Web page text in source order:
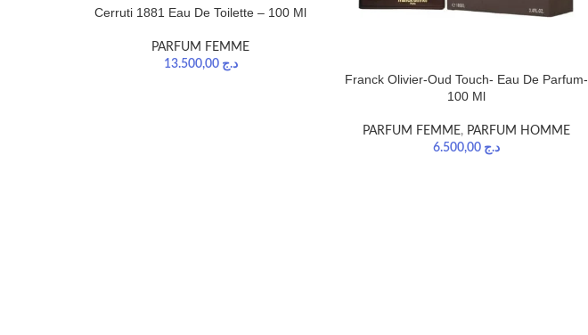
Cerruti 1881 Eau De Toilette – 100 Ml
PARFUM FEMME
د.ج 13.500,00
Franck Olivier-Oud Touch- Eau De Parfum-
100 Ml
PARFUM FEMME, PARFUM HOMME
د.ج 6.500,00